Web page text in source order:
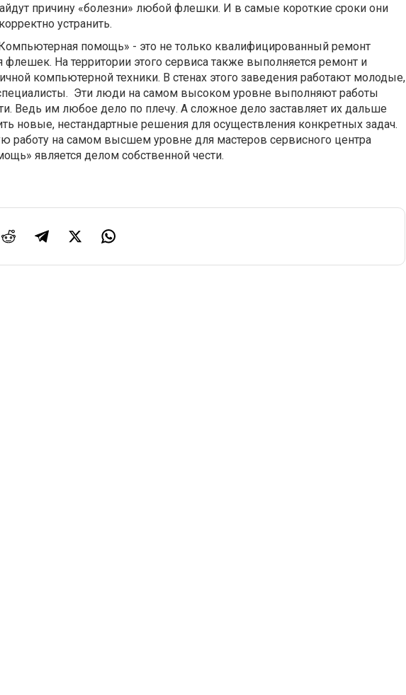
причину «болезни» любой флешки. И в самые короткие сроки они
устранить.
помощь» - это не только квалифицированный ремонт
На территории этого сервиса также выполняется ремонт и
компьютерной техники. В стенах этого заведения работают молодые,
Эти люди на самом высоком уровне выполняют работы
Ведь им любое дело по плечу. А сложное дело заставляет их дальше
новые, нестандартные решения для осуществления конкретных задач.
работу на самом высшем уровне для мастеров сервисного центра
является делом собственной чести.